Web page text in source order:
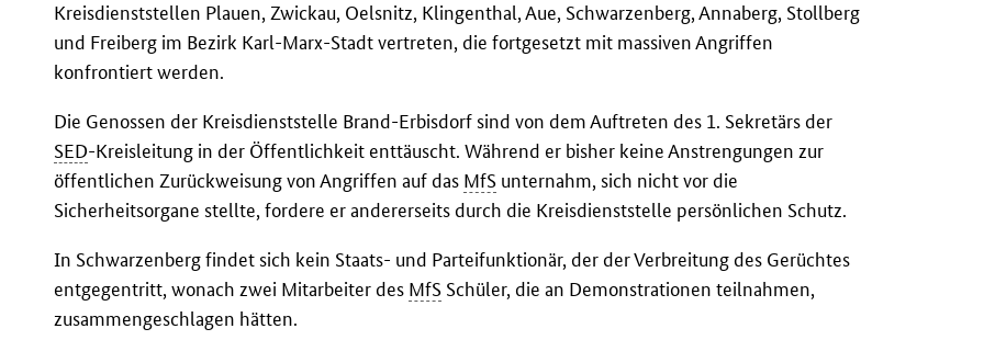
Kreisdienststellen Plauen, Zwickau, Oelsnitz, Klingenthal, Aue, Schwarzenberg, Annaberg, Stollberg
und Freiberg im Bezirk Karl-Marx-Stadt vertreten, die fortgesetzt mit massiven Angriffen
konfrontiert werden.
Die Genossen der Kreisdienststelle Brand-Erbisdorf sind von dem Auftreten des 1. Sekretärs der
SED-Kreisleitung in der Öffentlichkeit enttäuscht. Während er bisher keine Anstrengungen zur
öffentlichen Zurückweisung von Angriffen auf das MfS unternahm, sich nicht vor die
Sicherheitsorgane stellte, fordere er andererseits durch die Kreisdienststelle persönlichen Schutz.
In Schwarzenberg findet sich kein Staats- und Parteifunktionär, der der Verbreitung des Gerüchtes
entgegentritt, wonach zwei Mitarbeiter des MfS Schüler, die an Demonstrationen teilnahmen,
zusammengeschlagen hätten.